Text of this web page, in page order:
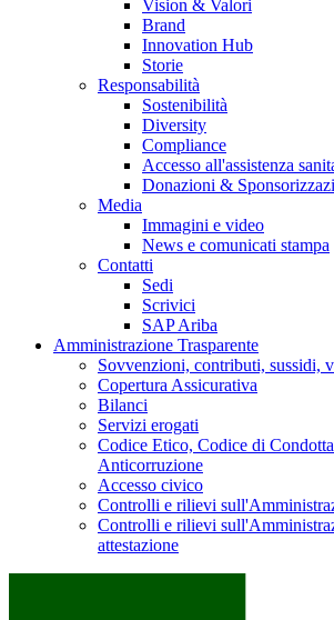
Vision & Valori
Brand
Innovation Hub
Storie
Responsabilità
Sostenibilità
Diversity
Compliance
Accesso all'assistenza
Donazioni &
Media
Immagini e video
News e comunicati stampa
Contatti
Sedi
Scrivici
SAP Ariba
Amministrazione Trasparente
Sovvenzioni, contributi, sussidi,
Copertura Assicurativa
Bilanci
Servizi erogati
Codice Etico, Codice di
Anticorruzione
Accesso civico
Controlli e rilievi
Controlli e rilievi
attestazione